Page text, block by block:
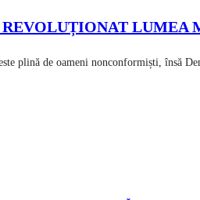
REVOLUȚIONAT LUMEA
plină de oameni nonconformiști, însă